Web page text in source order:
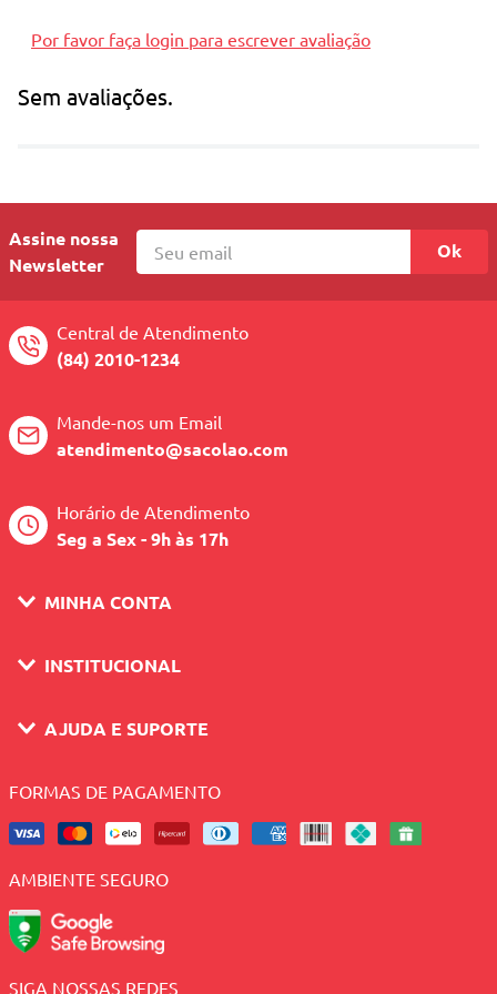
Desodorante corporal
Imagem ilustrativa, embalagem podem
Por favor faça login para escrever avaliação
Sem avaliações.
Assine nossa
Newsletter
Ok
Central de Atendimento
(84) 2010-1234
Mande-nos um Email
atendimento@sacolao.com
Horário de Atendimento
Seg a Sex - 9h às 17h
MINHA CONTA
INSTITUCIONAL
AJUDA E SUPORTE
FORMAS DE PAGAMENTO
AMBIENTE SEGURO
SIGA NOSSAS REDES